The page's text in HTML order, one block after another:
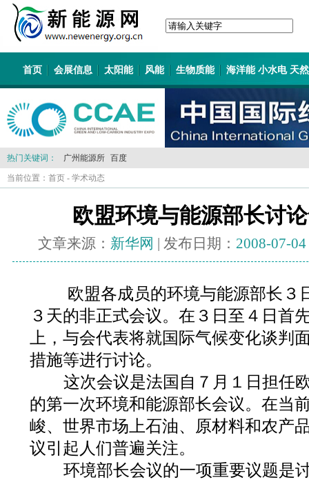
首页 会展信息 太阳能 风能 生物质能 海洋能 小水电 天
热门关键词： 广州能源所 百度
当前位置： 首页 - 学术动态
欧盟环境与能源部长讨
文章来源： 新华网 | 发布日期： 2008-07-04
欧盟各成员的环境与能源部长３
３天的非正式会议。在３日至４日首
上，与会代表将就国际气候变化谈判
措施等进行讨论。
这次会议是法国自７月１日担任
的第一次环境和能源部长会议。在当
峻、世界市场上石油、原材料和农产
议引起人们普遍关注。
环境部长会议的一项重要议题是